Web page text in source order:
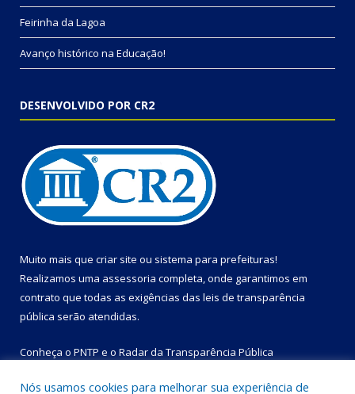
Feirinha da Lagoa
Avanço histórico na Educação!
DESENVOLVIDO POR CR2
Muito mais que criar site ou sistema para prefeituras!
Realizamos uma assessoria completa, onde garantimos em
contrato que todas as exigências das leis de transparência
pública serão atendidas.
Conheça o PNTP e o Radar da Transparência Pública
Nós usamos cookies para melhorar sua experiência de